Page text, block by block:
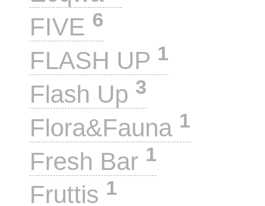
FIVE 6
FLASH UP 1
Flash Up 3
Flora&Fauna 1
Fresh Bar 1
Fruttis 1